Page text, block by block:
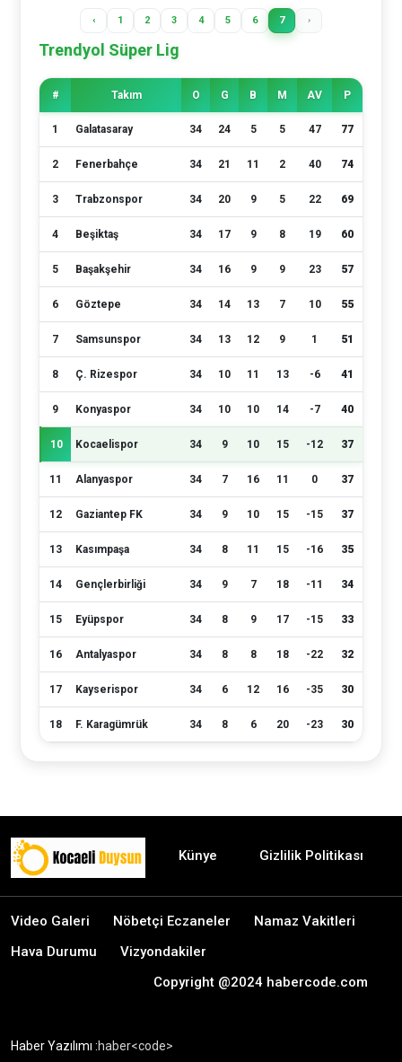
‹ 1 2 3 4 5 6 7 ›
Trendyol Süper Lig
# Takım O G B M AV P
1 Galatasaray 34 24 5 5 47 77
2 Fenerbahçe 34 21 11 2 40 74
3 Trabzonspor 34 20 9 5 22 69
4 Beşiktaş 34 17 9 8 19 60
5 Başakşehir 34 16 9 9 23 57
6 Göztepe 34 14 13 7 10 55
7 Samsunspor 34 13 12 9 1 51
8 Ç. Rizespor 34 10 11 13 -6 41
9 Konyaspor 34 10 10 14 -7 40
10 Kocaelispor 34 9 10 15 -12 37
11 Alanyaspor 34 7 16 11 0 37
12 Gaziantep FK 34 9 10 15 -15 37
13 Kasımpaşa 34 8 11 15 -16 35
14 Gençlerbirliği 34 9 7 18 -11 34
15 Eyüpspor 34 8 9 17 -15 33
16 Antalyaspor 34 8 8 18 -22 32
17 Kayserispor 34 6 12 16 -35 30
18 F. Karagümrük 34 8 6 20 -23 30
Künye Gizlilik Politikası
Video Galeri Nöbetçi Eczaneler
Namaz Vakitleri
Hava Durumu
Vizyondakiler
Copyright @2024 habercode.com
Haber Yazılımı :haber<code>